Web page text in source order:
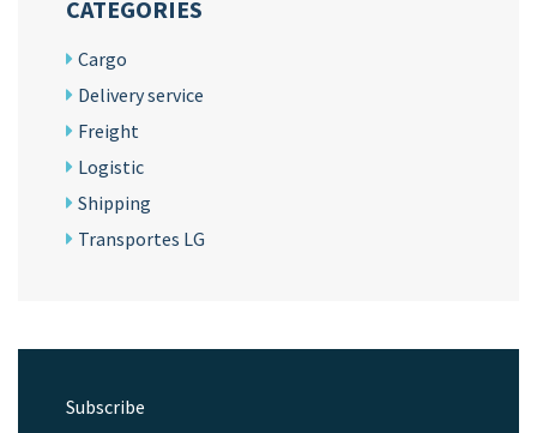
CATEGORIES
Cargo
Delivery service
Freight
Logistic
Shipping
Transportes LG
Subscribe